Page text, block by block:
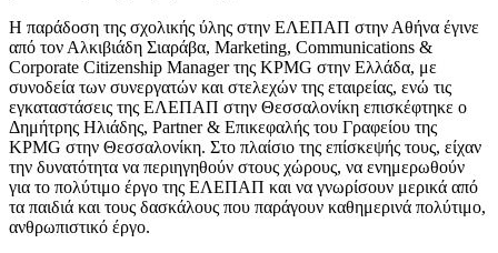
Η παράδοση της σχολικής ύλης στην ΕΛΕΠΑΠ στην Αθήνα έγινε
από τον Αλκιβιάδη Σιαράβα, Marketing, Communications &
Corporate Citizenship Manager της KPMG στην Ελλάδα, με
συνοδεία των συνεργατών και στελεχών της εταιρείας, ενώ τις
εγκαταστάσεις της ΕΛΕΠΑΠ στην Θεσσαλονίκη επισκέφτηκε ο
Δημήτρης Ηλιάδης, Partner & Επικεφαλής του Γραφείου της
KPMG στην Θεσσαλονίκη. Στο πλαίσιο της επίσκεψής τους, είχαν
την δυνατότητα να περιηγηθούν στους χώρους, να ενημερωθούν
για το πολύτιμο έργο της ΕΛΕΠΑΠ και να γνωρίσουν μερικά από
τα παιδιά και τους δασκάλους που παράγουν καθημερινά πολύτιμο,
ανθρωπιστικό έργο.